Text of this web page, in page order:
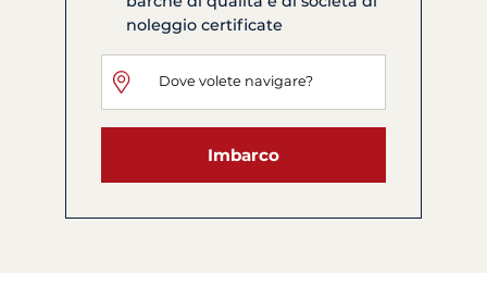
noleggio certificate
Imbarco